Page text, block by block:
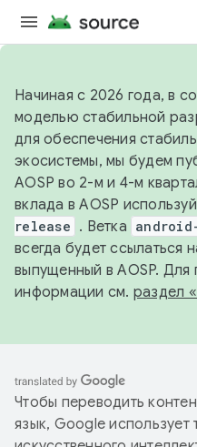
Начиная с 2026 года, в
моделью стабильной
для обеспечения
экосистемы, мы будем
AOSP во 2-м и 4-м
вклада в AOSP
release . Ветка
всегда будет ссылаться
выпущенный в AOSP. Для
информации см. раздел
Чтобы переводить
язык, Google использует